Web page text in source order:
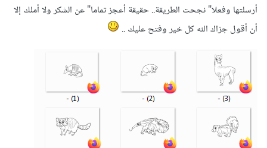
بعد التنصيب بشكل صحيح ستظهر الأيقونات بهذا الشكل:
أرسلتها وفعلا" نجحت الطريقة.. حقيقة أعجز تماما" عن الشكر ولا أملك إلا
أن أقول جزاك الله كل خير وفتح عليك ..